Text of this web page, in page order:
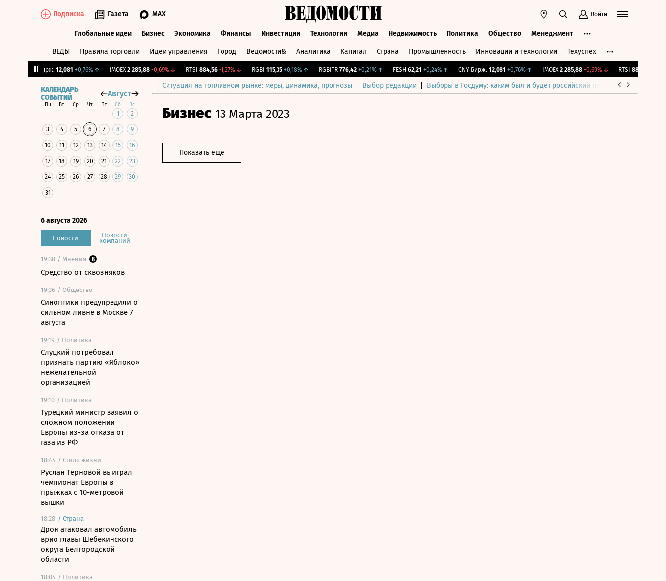
Подписка Газета MAX Войти
Глобальные идеи Бизнес Экономика Финансы Инвестиции Технологии Медиа Недвижимость Политика Общество Менеджмент
ВЕДЫ Правила торговли Идеи управления Город Ведомости& Аналитика Капитал Страна Промышленность Инновации и технологии Техуспех
CNY Бирж. 12,081 +0,76%↑ IMOEX 2 285,88 -0,69%↓ RTSI 884,56 -1,27%↓ RGBI 115,35 +0,18% ↑ RGBITR 776,42 +0,21%↑ FESH 62,21 +0,24%↑ CNY Бирж. 12,081 +0,76%↑ IMOEX 2 285,88 -0,69%↓ RTSI 884,56
Ситуация на топливном рынке: меры, динамика, прогнозы Выбор редакции Выборы в Госдуму: каким был и будет российский парламент
КАЛЕНДАРЬ
СОБЫТИЙ
Август
Пн Вт Ср Чт Пт Сб Вс
1 2
3 4 5 6 7 8 9
10 11 12 13 14 15 16
17 18 19 20 21 22 23
24 25 26 27 28 29 30
31
6 августа 2026
Новости Новости
компаний
19:38 / Мнения
Средство от сквозняков
19:36 / Общество
Синоптики предупредили о
сильном ливне в Москве 7
августа
19:19 / Политика
Слуцкий потребовал
признать партию «Яблоко»
нежелательной
организацией
19:10 / Политика
Турецкий министр заявил о
сложном положении
Европы из-за отказа от
газа из РФ
18:44 / Стиль жизни
Руслан Терновой выиграл
чемпионат Европы в
прыжках с 10-метровой
вышки
18:28 / Страна
Дрон атаковал автомобиль
врио главы Шебекинского
округа Белгородской
области
18:04 / Политика
Бизнес 13 Марта 2023
Показать еще